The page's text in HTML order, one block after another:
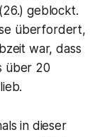
geblockt.
überfordert,
war, dass
über 20
in dieser